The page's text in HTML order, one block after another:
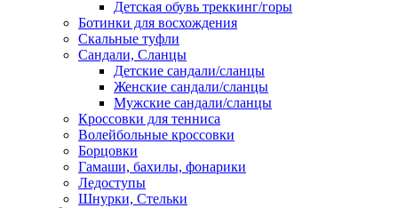
Детская обувь треккинг/горы
Ботинки для восхождения
Скальные туфли
Сандали, Сланцы
Детские сандали/сланцы
Женские сандали/сланцы
Мужские сандали/сланцы
Кроссовки для тенниса
Волейбольные кроссовки
Борцовки
Гамаши, бахилы, фонарики
Ледоступы
Шнурки, Стельки